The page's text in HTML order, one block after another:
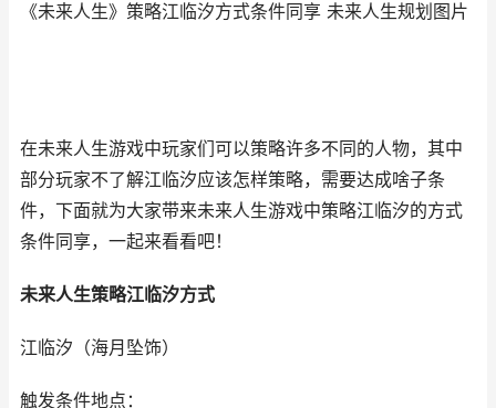
《未来人生》策略江临汐方式条件同享 未来人生规划图片
在未来人生游戏中玩家们可以策略许多不同的人物，其中
部分玩家不了解江临汐应该怎样策略，需要达成啥子条
件，下面就为大家带来未来人生游戏中策略江临汐的方式
条件同享，一起来看看吧！
未来人生策略江临汐方式
江临汐（海月坠饰）
触发条件地点：